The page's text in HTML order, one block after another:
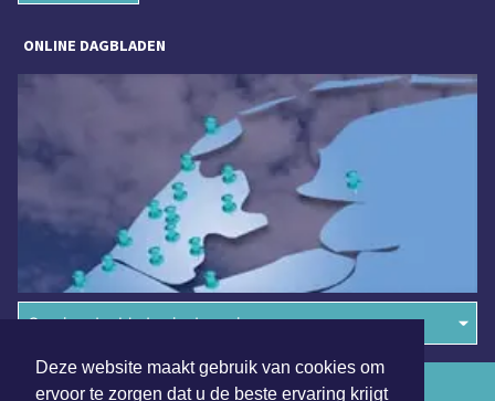
Deze website maakt gebruik van cookies om
ervoor te zorgen dat u de beste ervaring krijgt
ONLINE DAGBLADEN
Overige dagbladen in de regio
Algemene voorwaarden